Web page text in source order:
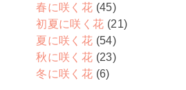
春に咲く花 (45)
初夏に咲く花 (21)
夏に咲く花 (54)
秋に咲く花 (23)
冬に咲く花 (6)